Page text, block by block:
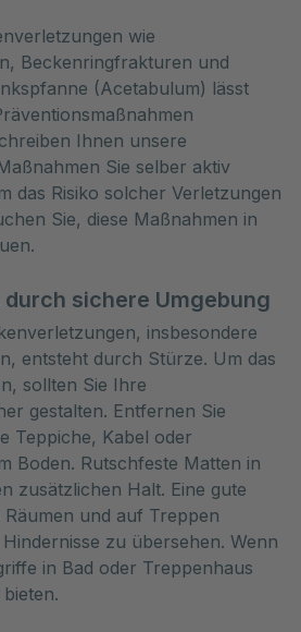
wie
Beckenringfrakturen und
(Acetabulum) lässt
Ihnen unsere
Sie selber aktiv
das Risiko solcher Verletzungen
Sie, diese Maßnahmen in
sichere Umgebung
insbesondere
entsteht durch Stürze. Um das
sollten Sie Ihre
gestalten. Entfernen Sie
Teppiche, Kabel oder
Boden. Rutschfeste Matten in
zusätzlichen Halt. Eine gute
und auf Treppen
zu übersehen. Wenn
in Bad oder Treppenhaus